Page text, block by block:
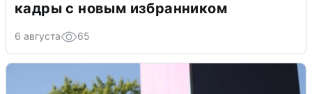
кадры с новым избранником
6 августа 65